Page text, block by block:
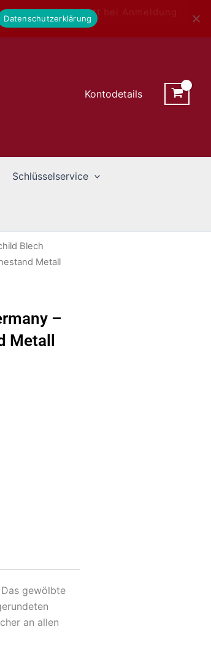
- 10% Rabatt bei Anmeldung
Kontodetails
Schlüsselservice
Blech
Metall
–
Metall
gewölbte
an allen
Datenschutzerklärung